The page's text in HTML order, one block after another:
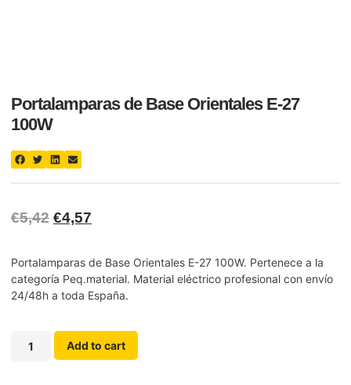
Portalamparas de Base Orientales E-27
100W
€5,42 €4,57
Portalamparas de Base Orientales E-27 100W. Pertenece a la
categoría Peq.material. Material eléctrico profesional con envío
24/48h a toda España.
Add to cart